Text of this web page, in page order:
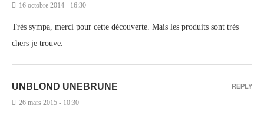
16 octobre 2014 - 16:30
Très sympa, merci pour cette découverte. Mais les produits sont très
chers je trouve.
UNBLOND UNEBRUNE
26 mars 2015 - 10:30
REPLY